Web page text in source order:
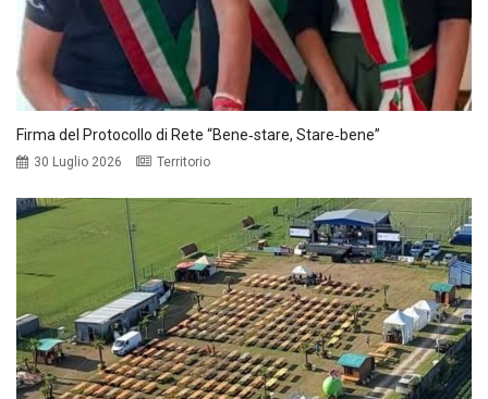
Firma del Protocollo di Rete “Bene‑stare, Stare‑bene”
30 Luglio 2026 Territorio